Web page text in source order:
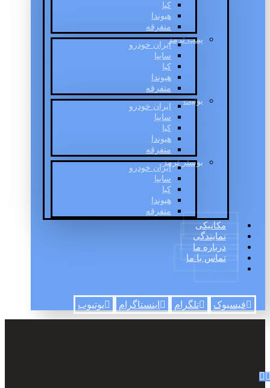
کیا
هیوندا
متفرقه
پمپ ترمز
ایران خودرو
سایپا
کیا
هیوندا
متفرقه
یونیت
ایران خودرو
سایپا
کیا
هیوندا
متفرقه
بوستر ترمز
ایران خودرو
سایپا
کیا
هیوندا
متفرقه
مکانیکی
نمایندگی
درباره ما
تماس با ما
فیسبوک تلگرام اینستاگرام یوتیوب